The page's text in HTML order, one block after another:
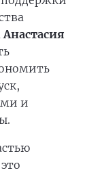
Анастасия
и